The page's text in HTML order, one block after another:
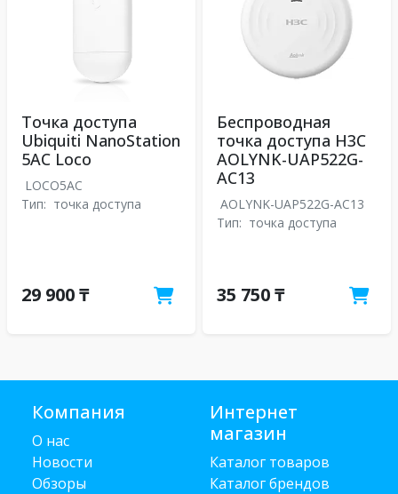
Точка доступа
Ubiquiti NanoStation
5AC Loco
LOCO5AC
Тип: точка доступа
29 900 ₸
Беспроводная
точка доступа H3C
AOLYNK-UAP522G-
AC13
AOLYNK-UAP522G-AC13
Тип: точка доступа
35 750 ₸
Компания
О нас
Новости
Обзоры
Интернет
магазин
Каталог товаров
Каталог брендов